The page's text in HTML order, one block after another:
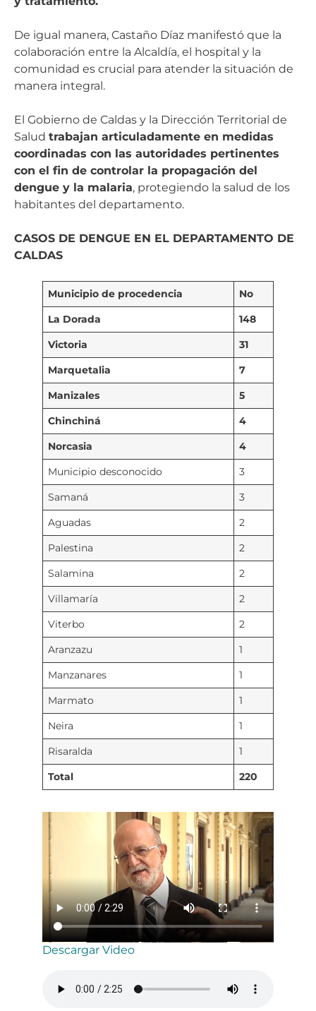
De igual manera, Castaño Díaz manifestó que la
colaboración entre la Alcaldía, el hospital y la
comunidad es crucial para atender la situación de
manera integral.
El Gobierno de Caldas y la Dirección Territorial de
Salud trabajan articuladamente en medidas
coordinadas con las autoridades pertinentes
con el fin de controlar la propagación del
dengue y la malaria, protegiendo la salud de los
habitantes del departamento.
CASOS DE DENGUE EN EL DEPARTAMENTO DE
CALDAS
Municipio de procedencia
No
La Dorada
148
Victoria
31
Marquetalia
7
Manizales
5
Chinchiná
4
Norcasia
4
Municipio desconocido
3
Samaná
3
Aguadas
2
Palestina
2
Salamina
2
Villamaría
2
Viterbo
2
Aranzazu
1
Manzanares
1
Marmato
1
Neira
1
Risaralda
1
Total
220
Descargar Video